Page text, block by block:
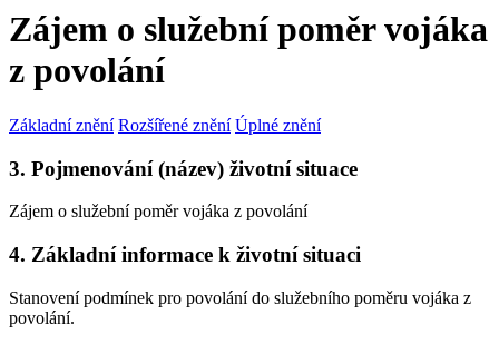
Zájem o služební poměr vojáka
z povolání
Základní znění Rozšířené znění Úplné znění
3. Pojmenování (název) životní situace
Zájem o služební poměr vojáka z povolání
4. Základní informace k životní situaci
Stanovení podmínek pro povolání do služebního poměru vojáka z
povolání.